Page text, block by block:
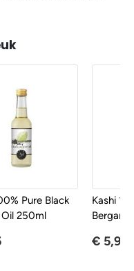
Pure Black
250ml
Kashi
€ 5,95